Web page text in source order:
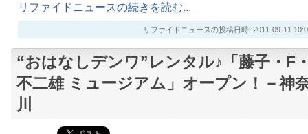
リファイドニュースの続きを読む...
リファイドニュースの投稿日時: 2011-09-11
“おはなしデンワ”レンタル♪「藤子・F
不二雄 ミュージアム」オープン！－神
川